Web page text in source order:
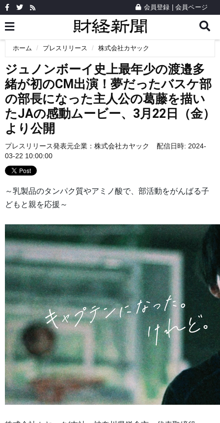
会員登録 会員ページ
ホーム プレスリリース 株式会社カヤック
ジュノンボーイ史上最年少の渡邉多
緒が初のCM出演！夢だったバスケ部
の部長になった主人公の葛藤を描い
たJAの感動ムービー、3月22日（金）
より公開
プレスリリース発表元企業： 株式会社カヤック
配信日時: 2024-
03-22 10:00:00
～乳製品のタンパク質やアミノ酸で、部活動をがんばる子
どもと親を応援～